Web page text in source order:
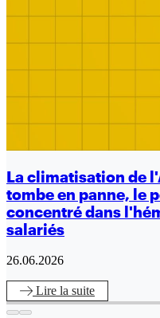
La climatisation de
tombe en panne, le
concentré dans
salariés
26.06.2026
Lire la suite